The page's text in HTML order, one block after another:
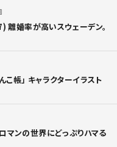
離婚率が高いスウェーデン。
こ帳」 キャラクターイラスト
マンの世界にどっぷりハマる